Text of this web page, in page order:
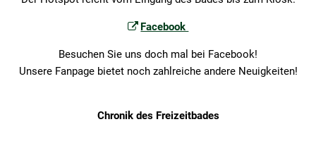
Facebook
Besuchen Sie uns doch mal bei Facebook!
Unsere Fanpage bietet noch zahlreiche andere Neuigkeiten!
Chronik des Freizeitbades